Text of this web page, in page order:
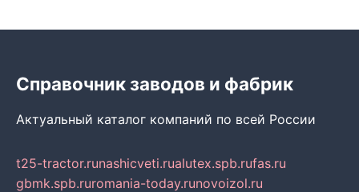
Справочник заводов и фабрик
Актуальный каталог компаний по всей России
t25-tractor.runashicveti.rualutex.spb.rufas.ru
gbmk.spb.ruromania-today.runovoizol.ru